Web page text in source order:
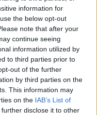
information for
the below opt-out
note that after your
continue seeing
information utilized by
to third parties prior to
out of the further
by third parties on the
This information may
on the IAB’s List of
disclose it to other
a bőrödre
gondoltam, hogy van
a csillagjegyeknek
- július 14-20